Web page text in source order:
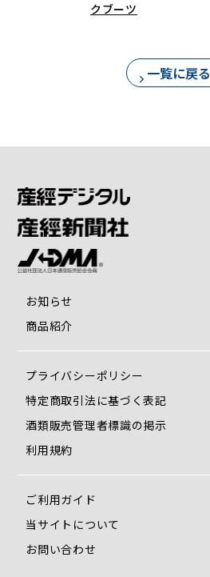
クブーツ
一覧に戻る
お知らせ
商品紹介
プライバシーポリシー
特定商取引法に基づく表記
酒類販売管理者標識の掲示
利用規約
ご利用ガイド
当サイトについて
お問い合わせ